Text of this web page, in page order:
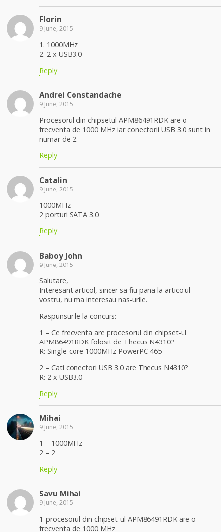
Florin
9 June, 2015
1. 1000MHz
2. 2 x USB3.0
Reply
Andrei Constandache
9 June, 2015
Procesorul din chipsetul APM86491RDK are o
frecventa de 1000 MHz iar conectorii USB 3.0 sunt in
numar de 2.
Reply
Catalin
9 June, 2015
1000MHz
2 porturi SATA 3.0
Reply
Baboy John
9 June, 2015
Salutare,
Interesant articol, sincer sa fiu pana la articolul
vostru, nu ma interesau nas-urile.
Raspunsurile la concurs:
1 – Ce frecventa are procesorul din chipset-ul
APM86491RDK folosit de Thecus N4310?
R: Single-core 1000MHz PowerPC 465
2 – Cati conectori USB 3.0 are Thecus N4310?
R: 2 x USB3.0
Reply
Mihai
9 June, 2015
1 – 1000MHz
2 – 2
Reply
Savu Mihai
9 June, 2015
1-procesorul din chipset-ul APM86491RDK are o
frecventa de 1000 MHz